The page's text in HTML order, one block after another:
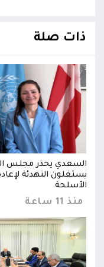
ذات صلة
السعدي يحذر مجلس
يستغلون التهدئة
الأسلحة
منذ 11 ساعة